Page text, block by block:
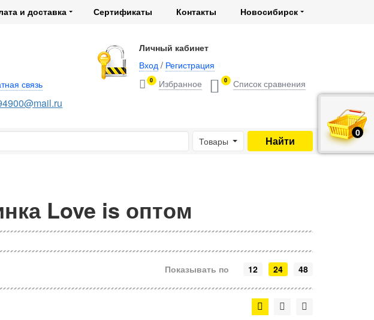
и доставка Сертификаты Контакты Новосибирск
Личный кабинет
Вход / Регистрация
0 0
Товары
Love is оптом
Показывать по 12 24 48
0
руб.